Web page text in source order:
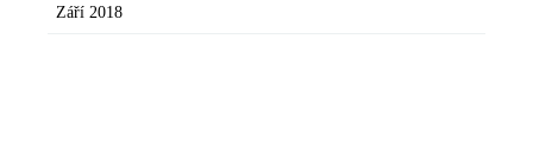
Září 2018